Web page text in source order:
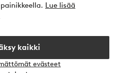
Lue lisää
kaikki
evästeet